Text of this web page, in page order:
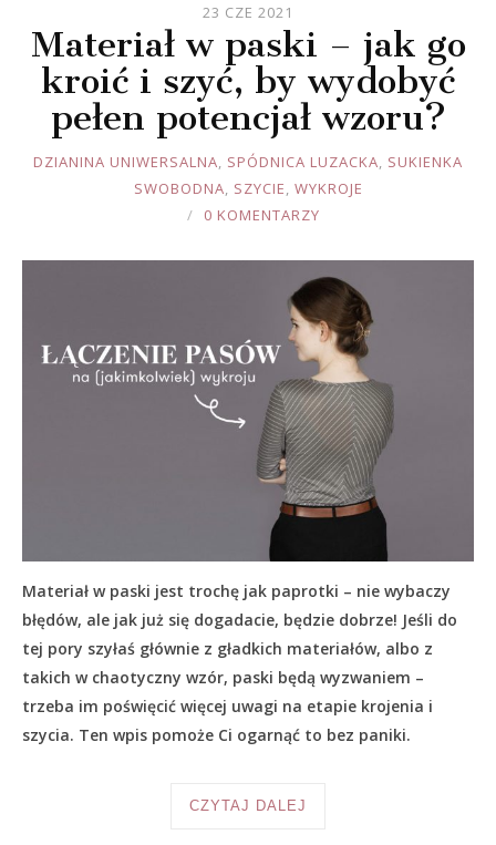
23 CZE 2021
Materiał w paski – jak go
kroić i szyć, by wydobyć
pełen potencjał wzoru?
JOULE
DZIANINA UNIWERSALNA, SPÓDNICA LUZACKA, SUKIENKA
SWOBODNA, SZYCIE, WYKROJE
0 KOMENTARZY
Materiał w paski jest trochę jak paprotki – nie wybaczy
błędów, ale jak już się dogadacie, będzie dobrze! Jeśli do
tej pory szyłaś głównie z gładkich materiałów, albo z
takich w chaotyczny wzór, paski będą wyzwaniem –
trzeba im poświęcić więcej uwagi na etapie krojenia i
szycia. Ten wpis pomoże Ci ogarnąć to bez paniki.
CZYTAJ DALEJ